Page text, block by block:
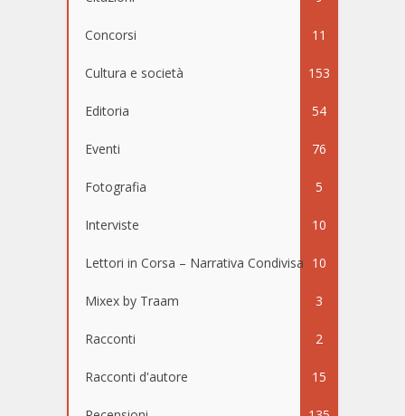
Concorsi 11
Cultura e società 153
Editoria 54
Eventi 76
Fotografia 5
Interviste 10
Lettori in Corsa – Narrativa Condivisa 10
Mixex by Traam 3
Racconti 2
Racconti d'autore 15